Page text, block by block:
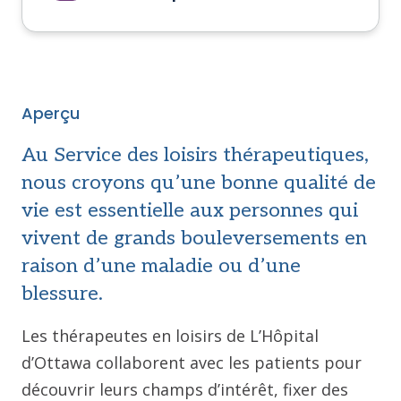
Aperçu
Au Service des loisirs thérapeutiques,
nous croyons qu’une bonne qualité de
vie est essentielle aux personnes qui
vivent de grands bouleversements en
raison d’une maladie ou d’une
blessure.
Les thérapeutes en loisirs de L’Hôpital
d’Ottawa collaborent avec les patients pour
découvrir leurs champs d’intérêt, fixer des